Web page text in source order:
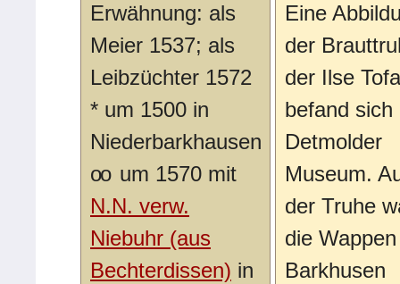
Erwähnung: als
Meier 1537; als
Leibzüchter 1572
* um 1500 in
Niederbarkhausen
oo um 1570 mit
N.N. verw.
Niebuhr (aus
Bechterdissen) in
Eine
der
der Ilse
befand sich
Detmolder
Museum.
der Truhe
die
Barkhusen